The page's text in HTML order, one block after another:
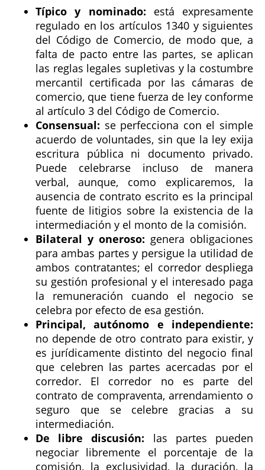
Típico y nominado: está expresamente
regulado en los artículos 1340 y siguientes
del Código de Comercio, de modo que, a
falta de pacto entre las partes, se aplican
las reglas legales supletivas y la costumbre
mercantil certificada por las cámaras de
comercio, que tiene fuerza de ley conforme
al artículo 3 del Código de Comercio.
Consensual: se perfecciona con el simple
acuerdo de voluntades, sin que la ley exija
escritura pública ni documento privado.
Puede celebrarse incluso de manera
verbal, aunque, como explicaremos, la
ausencia de contrato escrito es la principal
fuente de litigios sobre la existencia de la
intermediación y el monto de la comisión.
Bilateral y oneroso: genera obligaciones
para ambas partes y persigue la utilidad de
ambos contratantes; el corredor despliega
su gestión profesional y el interesado paga
la remuneración cuando el negocio se
celebra por efecto de esa gestión.
Principal, autónomo e independiente:
no depende de otro contrato para existir, y
es jurídicamente distinto del negocio final
que celebren las partes acercadas por el
corredor. El corredor no es parte del
contrato de compraventa, arrendamiento o
seguro que se celebre gracias a su
intermediación.
De libre discusión: las partes pueden
negociar libremente el porcentaje de la
comisión, la exclusividad, la duración, la